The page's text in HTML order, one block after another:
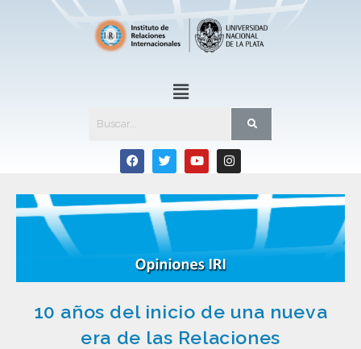
10 años del inicio de una nueva
era de las Relaciones